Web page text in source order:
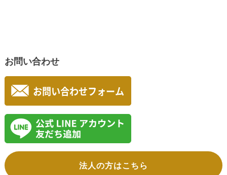
お問い合わせ
法人の方はこちら